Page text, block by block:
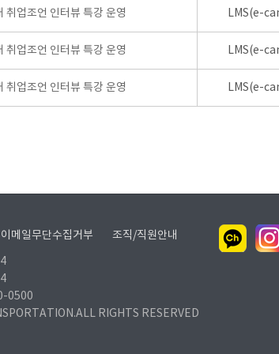
취업조언 인터뷰 특강 운영 LMS(e-
취업조언 인터뷰 특강 운영 LMS(e-
취업조언 인터뷰 특강 운영 LMS(e-
이메일무단수집거부 조직/직원안내
0500
RIGHTS RESERVED